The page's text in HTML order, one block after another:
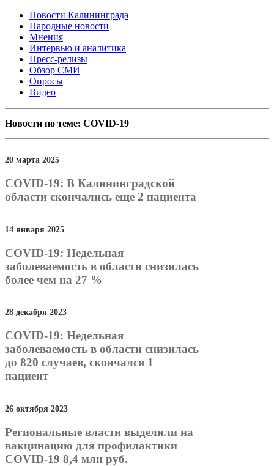
Новости Калининграда
Народные новости
Мнения
Интервью и аналитика
Пресс-релизы
Обзор СМИ
Опросы
Видео
Новости по теме: COVID-19
20 марта 2025
COVID-19: В Калининградской
области скончались еще 2 пациента
14 января 2025
COVID-19: Недельная
заболеваемость в области снизилась
более чем на 27 %
28 декабря 2023
COVID-19: Недельная
заболеваемость в области снизилась
до 820 случаев, скончался 1
пациент
26 октября 2023
Региональные власти выделили на
вакцинацию для профилактики
COVID-19 8,4 млн руб.